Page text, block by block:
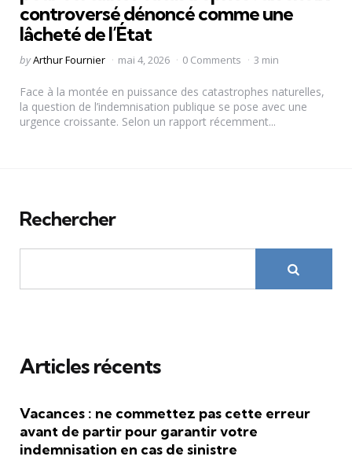
controversé dénoncé comme une
lâcheté de l’État
Posted
byArthur Fournier mai 4, 2026 0 Comments 3 min
Face à la montée en puissance des catastrophes naturelles,
la question de l’indemnisation publique se pose avec une
urgence croissante. Selon un rapport récemment...
Rechercher
Articles récents
Vacances : ne commettez pas cette erreur
avant de partir pour garantir votre
indemnisation en cas de sinistre